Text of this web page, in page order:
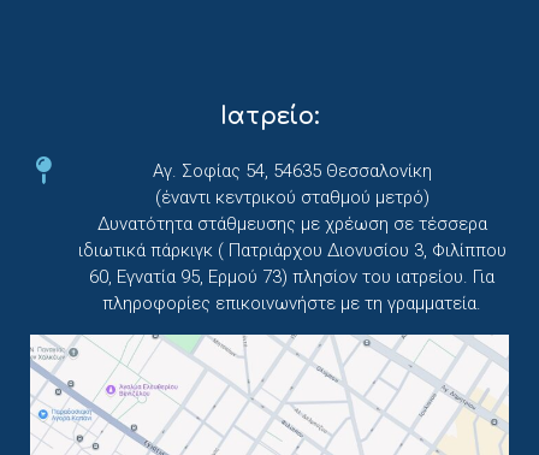
Ιατρείο:
Αγ. Σοφίας 54, 54635 Θεσσαλονίκη
(έναντι κεντρικού σταθμού μετρό)
Δυνατότητα στάθμευσης με χρέωση σε τέσσερα
ιδιωτικά πάρκιγκ ( Πατριάρχου Διονυσίου 3, Φιλίππου
60, Εγνατία 95, Ερμού 73) πλησίον του ιατρείου. Για
πληροφορίες επικοινωνήστε με τη γραμματεία.